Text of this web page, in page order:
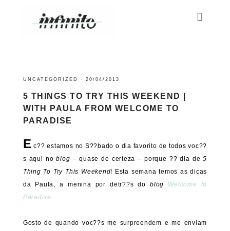
UNCATEGORIZED · 20/04/2013
5 THINGS TO TRY THIS WEEKEND |
WITH PAULA FROM WELCOME TO
PARADISE
E c?? estamos no S??bado o dia favorito de todos voc??
s aqui noblog – quase de certeza – porque ?? dia de5
Thing To Try This Weekend! Esta semana temos as dicas
da Paula, a menina por detr??s doblog Welcome to
Paradise.
Gosto de quando voc??s me surpreendem e me enviam